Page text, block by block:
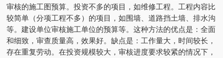
审核的施工图预算。投资不多的项目，如维修工程。工程内容比
较简单（分项工程不多）的项目，如围墙、道路挡土墙、排水沟
等。建设单位审核施工单位的预算等。这种方法的优点是：全面
和细致，审查质量高，效果好。缺点是：工作量大，时间较长，
存在重复劳动。在投资规模较大，审核进度要求较紧的情况下，